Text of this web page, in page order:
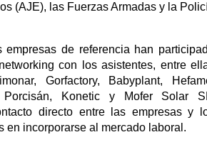
(AJE), las Fuerzas Armadas y la
empresas de referencia han
con los asistentes, entre
Gorfactory, Babyplant,
Porcisán, Konetic y Mofer Solar
directo entre las empresas y
en incorporarse al mercado laboral.